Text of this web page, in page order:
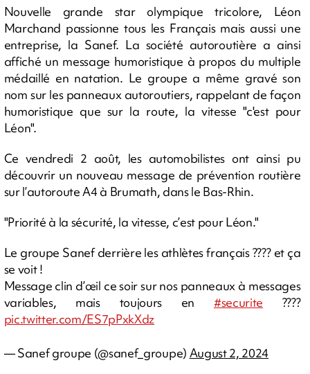
Nouvelle grande star olympique tricolore, Léon
Marchand passionne tous les Français mais aussi une
entreprise, la Sanef. La société autoroutière a ainsi
affiché un message humoristique à propos du multiple
médaillé en natation. Le groupe a même gravé son
nom sur les panneaux autoroutiers, rappelant de façon
humoristique que sur la route, la vitesse "c'est pour
Léon".
Ce vendredi 2 août, les automobilistes ont ainsi pu
découvrir un nouveau message de prévention routière
sur l’autoroute A4 à Brumath, dans le Bas-Rhin.
"Priorité à la sécurité, la vitesse, c’est pour Léon."
Le groupe Sanef derrière les athlètes français ???? et ça
se voit !
Message clin d’œil ce soir sur nos panneaux à messages
variables, mais toujours en #securite ????
pic.twitter.com/ES7pPxkXdz
— Sanef groupe (@sanef_groupe) August 2, 2024